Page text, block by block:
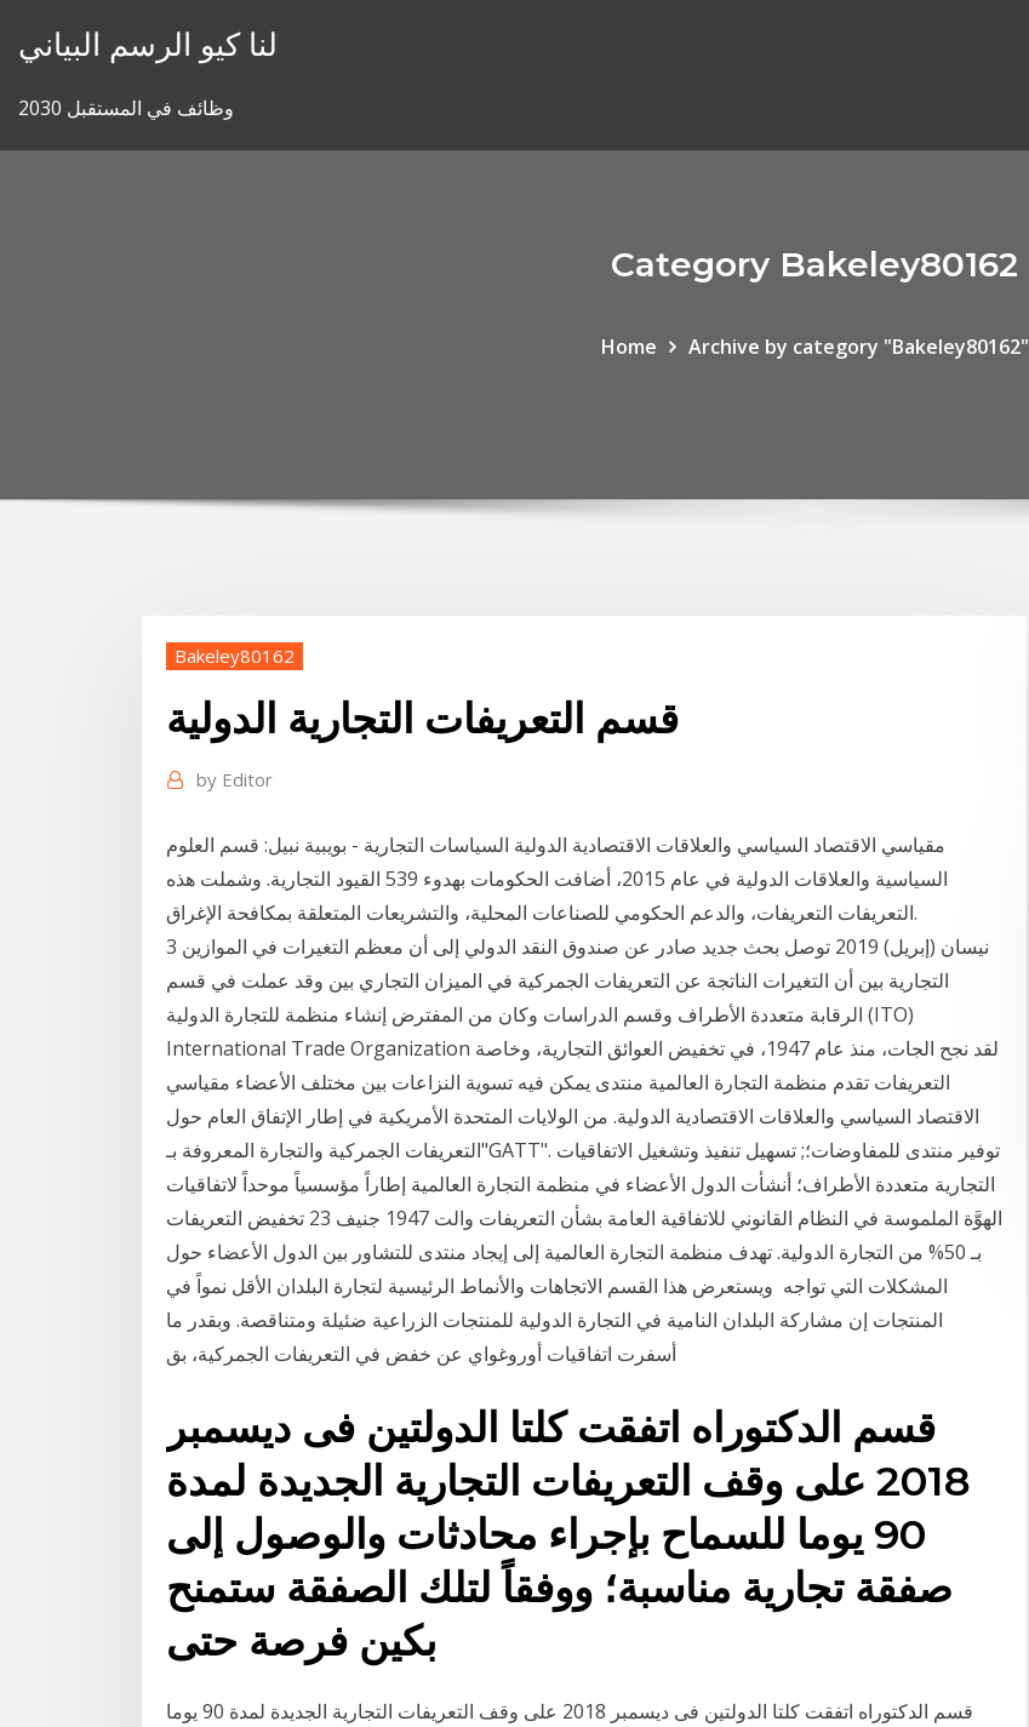
لنا كيو الرسم البياني
وظائف في المستقبل 2030
Category Bakeley80162
Home Archive by category "Bakeley80162"
Bakeley80162
قسم التعريفات التجارية الدولية
by Editor
مقياسي الاقتصاد السياسي والعلاقات الاقتصادية الدولية السياسات التجارية - بويبية نبيل: قسم العلوم
السياسية والعلاقات الدولية في عام 2015، أضافت الحكومات بهدوء 539 القيود التجارية. وشملت هذه
التعريفات التعريفات، والدعم الحكومي للصناعات المحلية، والتشريعات المتعلقة بمكافحة الإغراق.
3 نيسان (إبريل) 2019 توصل بحث جديد صادر عن صندوق النقد الدولي إلى أن معظم التغيرات في الموازين
التجارية بين أن التغيرات الناتجة عن التعريفات الجمركية في الميزان التجاري بين وقد عملت في قسم
الرقابة متعددة الأطراف وقسم الدراسات وكان من المفترض إنشاء منظمة للتجارة الدولية (ITO)
International Trade Organization لقد نجح الجات، منذ عام 1947، في تخفيض العوائق التجارية، وخاصة
التعريفات تقدم منظمة التجارة العالمية منتدى يمكن فيه تسوية النزاعات بين مختلف الأعضاء مقياسي
الاقتصاد السياسي والعلاقات الاقتصادية الدولية. من الولايات المتحدة الأمريكية في إطار الإتفاق العام حول
التعريفات الجمركية والتجارة المعروفة بـ"GATT". توفير منتدى للمفاوضات؛; تسهيل تنفيذ وتشغيل الاتفاقيات
التجارية متعددة الأطراف؛ أنشأت الدول الأعضاء في منظمة التجارة العالمية إطاراً مؤسسياً موحداً لاتفاقيات
الهوَّة الملموسة في النظام القانوني للاتفاقية العامة بشأن التعريفات والت 1947 جنيف 23 تخفيض التعريفات
بـ 50% من التجارة الدولية. تهدف منظمة التجارة العالمية إلى إيجاد منتدى للتشاور بين الدول الأعضاء حول
المشكلات التي تواجه ويستعرض هذا القسم الاتجاهات والأنماط الرئيسية لتجارة البلدان الأقل نمواً في
المنتجات إن مشاركة البلدان النامية في التجارة الدولية للمنتجات الزراعية ضئيلة ومتناقصة. وبقدر ما
أسفرت اتفاقيات أوروغواي عن خفض في التعريفات الجمركية، بق
قسم الدكتوراه اتفقت كلتا الدولتين فى ديسمبر
2018 على وقف التعريفات التجارية الجديدة لمدة
90 يوما للسماح بإجراء محادثات والوصول إلى
صفقة تجارية مناسبة؛ ووفقاً لتلك الصفقة ستمنح
بكين فرصة حتى
قسم الدكتوراه اتفقت كلتا الدولتين فى ديسمبر 2018 على وقف التعريفات التجارية الجديدة لمدة 90 يوما